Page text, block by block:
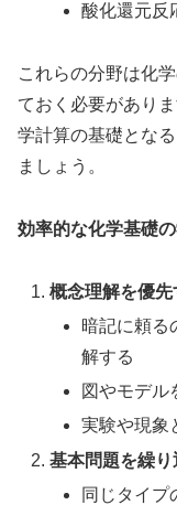
酸化還元反
これらの分野は化
ておく必要があり
学計算の基礎とな
ましょう。
効率的な化学基礎
概念理解を優先
暗記に頼る
解する
図やモデル
実験や現象
基本問題を繰り
同じタイプ